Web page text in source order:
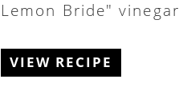
Lemon Bride" vinegar
VIEW RECIPE